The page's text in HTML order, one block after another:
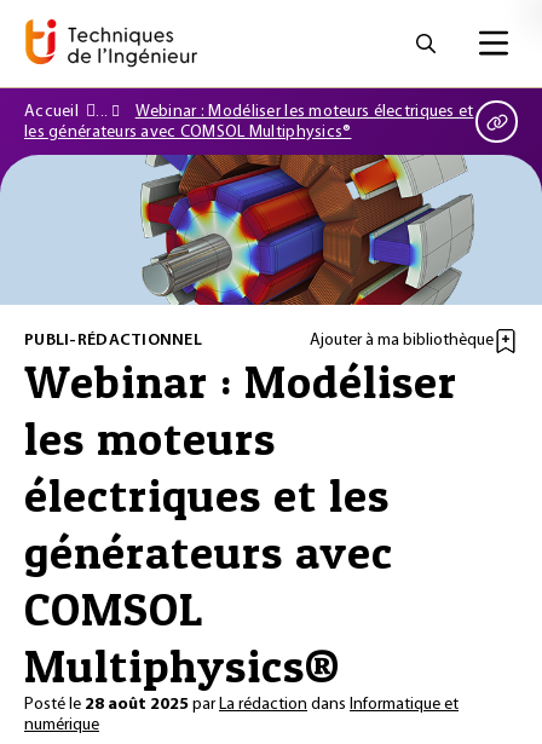
Accueil
Webinar : Modéliser les moteurs électriques et
les générateurs avec COMSOL Multiphysics®
PUBLI-RÉDACTIONNEL Ajouter à ma bibliothèque
Webinar : Modéliser
les moteurs
électriques et les
générateurs avec
COMSOL
Multiphysics®
Posté le 28 août 2025 parLa rédaction dans Informatique et
numérique